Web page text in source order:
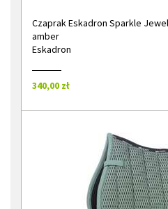
Czaprak Eskadron Sparkle
amber
Eskadron
340,00 zł